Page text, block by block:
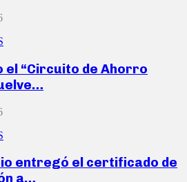
el “Circuito de Ahorro
entregó el certificado de
a…